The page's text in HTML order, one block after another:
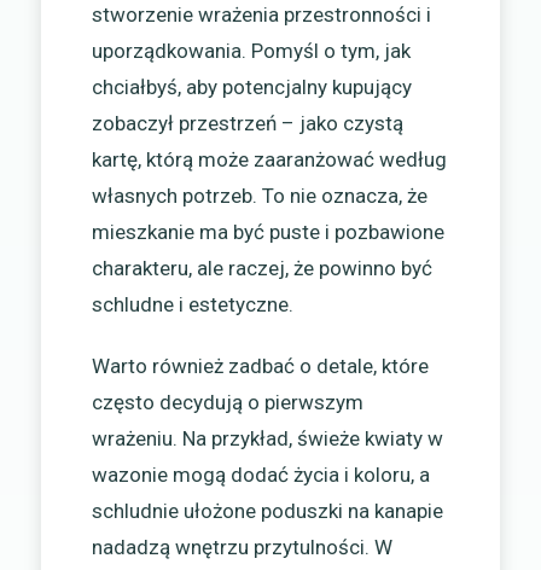
stworzenie wrażenia przestronności i
uporządkowania. Pomyśl o tym, jak
chciałbyś, aby potencjalny kupujący
zobaczył przestrzeń – jako czystą
kartę, którą może zaaranżować według
własnych potrzeb. To nie oznacza, że
mieszkanie ma być puste i pozbawione
charakteru, ale raczej, że powinno być
schludne i estetyczne.
Warto również zadbać o detale, które
często decydują o pierwszym
wrażeniu. Na przykład, świeże kwiaty w
wazonie mogą dodać życia i koloru, a
schludnie ułożone poduszki na kanapie
nadadzą wnętrzu przytulności. W